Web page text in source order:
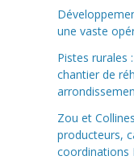
une vaste
Pistes rurales
chantier de
Zou et
producteurs,
coordinations